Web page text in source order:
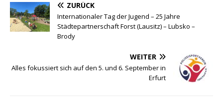
ZURÜCK
Internationaler Tag der Jugend – 25 Jahre
Städtepartnerschaft Forst (Lausitz) – Lubsko –
Brody
WEITER
Alles fokussiert sich auf den 5. und 6. September in
Erfurt